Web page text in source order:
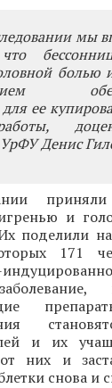
мы
ее
Денис
и
поделили
171
и их
них и
снова и